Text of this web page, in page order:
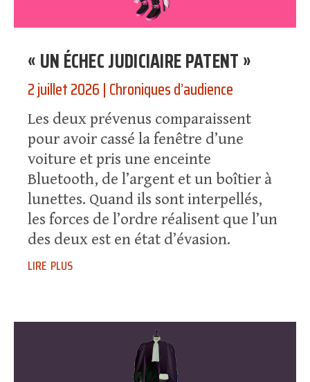
« UN ÉCHEC JUDICIAIRE PATENT »
2 juillet 2026|Chroniques d’audience
Les deux prévenus comparaissent
pour avoir cassé la fenêtre d’une
voiture et pris une enceinte
Bluetooth, de l’argent et un boîtier à
lunettes. Quand ils sont interpellés,
les forces de l’ordre réalisent que l’un
des deux est en état d’évasion.
lire plus